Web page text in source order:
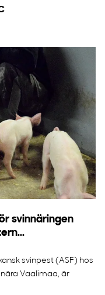
svinnäringen
svinpest (ASF) hos
Vaalimaa, är